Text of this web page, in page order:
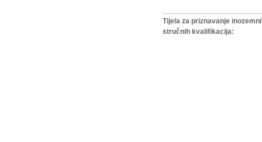
Tijela za priznavanje
stručnih kvalifikacija: